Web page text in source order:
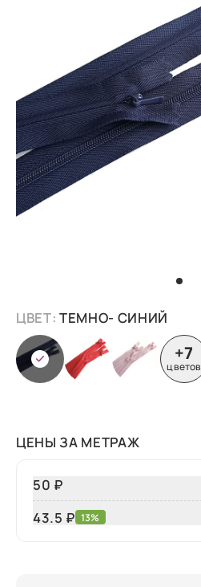
ЦВЕТ:ТЕМНО- СИНИЙ
+7
цветов
ЦЕНЫ ЗА МЕТРАЖ
50 ₽
43.5 ₽ 13%